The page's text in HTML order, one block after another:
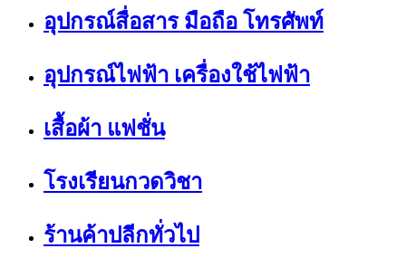
อุปกรณ์สื่อสาร มือถือ โทรศัพท์
อุปกรณ์ไฟฟ้า เครื่องใช้ไฟฟ้า
เสื้อผ้า แฟชั่น
โรงเรียนกวดวิชา
ร้านค้าปลีกทั่วไป